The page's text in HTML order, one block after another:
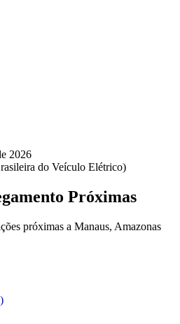
2026
do Veículo Elétrico)
Próximas
próximas a Manaus, Amazonas